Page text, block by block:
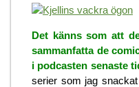
Det känns som att
sammanfatta de
i podcasten senaste
serier som jag